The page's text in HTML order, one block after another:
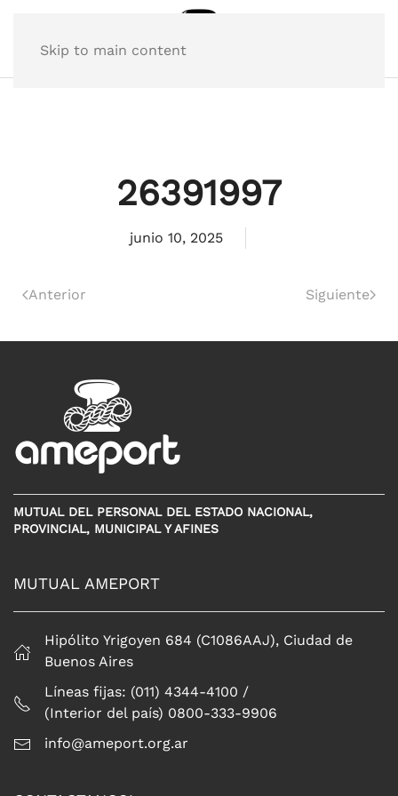
Skip to main content
26391997
junio 10, 2025
Anterior Siguiente
MUTUAL DEL PERSONAL DEL ESTADO NACIONAL,
PROVINCIAL, MUNICIPAL Y AFINES
MUTUAL AMEPORT
Hipólito Yrigoyen 684 (C1086AAJ), Ciudad de
Buenos Aires
Líneas fijas: (011) 4344-4100 /
(Interior del país) 0800-333-9906
info@ameport.org.ar